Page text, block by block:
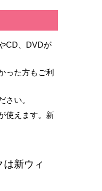
CD、DVDが
った方もご利
さい。
使えます。新
新ウィ